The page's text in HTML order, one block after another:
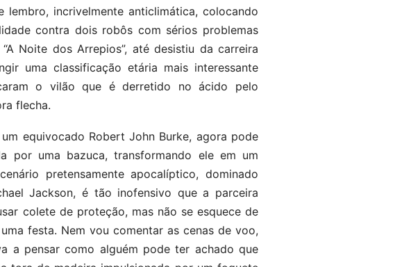
incrivelmente anticlimática, colocando
contra dois robôs com sérios problemas
Noite dos Arrepios”, até desistiu da carreira
uma classificação etária mais interessante
o vilão que é derretido no ácido pelo
flecha.
equivocado Robert John Burke, agora pode
por uma bazuca, transformando ele em um
pretensamente apocalíptico, dominado
Jackson, é tão inofensivo que a parceira
colete de proteção, mas não se esquece de
festa. Nem vou comentar as cenas de voo,
a pensar como alguém pode ter achado que